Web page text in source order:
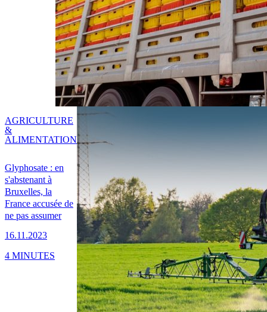
Glyphosate : en
s'abstenant à
Bruxelles, la
France accusée de
ne pas assumer
16.11.2023
AGRICULTURE
&
ALIMENTATION
4 MINUTES